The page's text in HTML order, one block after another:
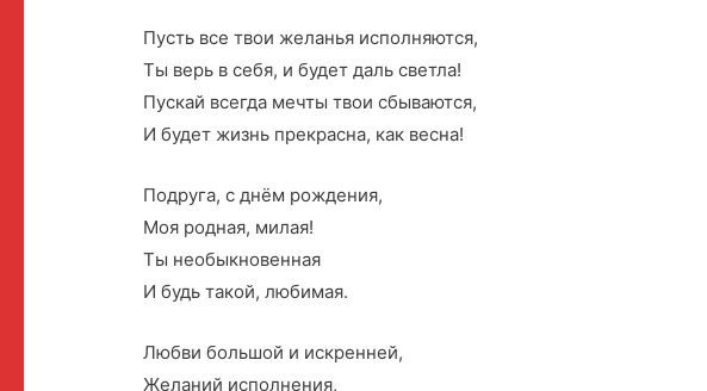
Пусть все твои желанья исполняются,
Ты верь в себя, и будет даль светла!
Пускай всегда мечты твои сбываются,
И будет жизнь прекрасна, как весна!
Подруга, с днём рождения,
Моя родная, милая!
Ты необыкновенная
И будь такой, любимая.
Любви большой и искренней,
Желаний исполнения,